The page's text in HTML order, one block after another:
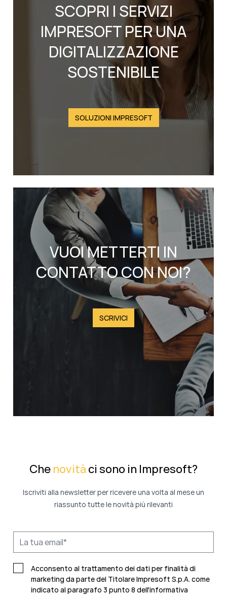
SCOPRI I SERVIZI
IMPRESOFT PER UNA
DIGITALIZZAZIONE
SOSTENIBILE
SOLUZIONI IMPRESOFT
VUOI METTERTI IN
CONTATTO CON NOI?
SCRIVICI
Che novità ci sono in Impresoft?
Iscriviti alla newsletter per ricevere una volta al mese un
riassunto tutte le novità più rilevanti
Acconsento al trattamento dei dati per finalità di
marketing da parte del Titolare Impresoft S.p.A. come
indicato al paragrafo 3 punto 8 dell'informativa